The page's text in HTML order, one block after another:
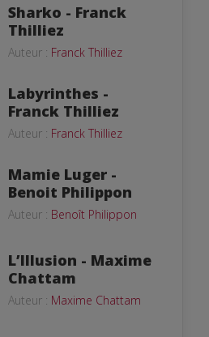
Sharko - Franck
Thilliez
Auteur : Franck Thilliez
Labyrinthes -
Franck Thilliez
Auteur : Franck Thilliez
Mamie Luger -
Benoit Philippon
Auteur : Benoît Philippon
L’Illusion - Maxime
Chattam
Auteur : Maxime Chattam